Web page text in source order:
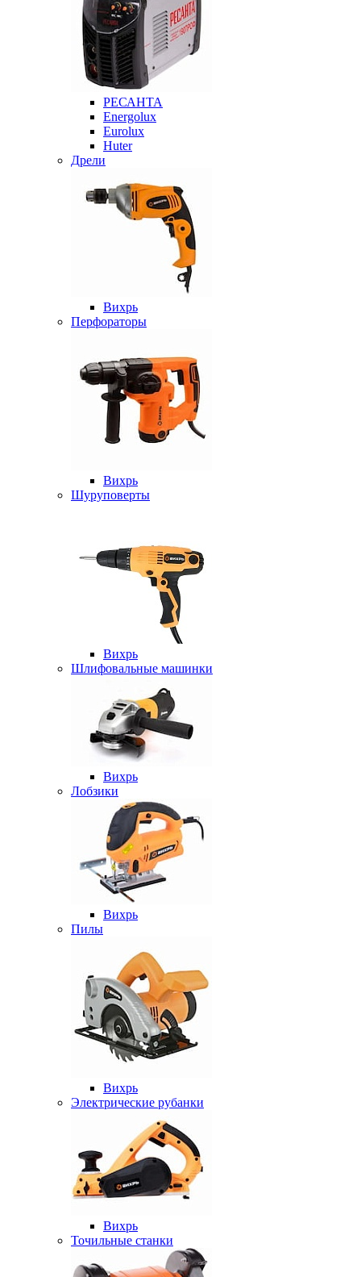
РЕСАНТА
Energolux
Eurolux
Huter
Дрели
Вихрь
Перфораторы
Вихрь
Шуруповерты
Вихрь
Шлифовальные машинки
Вихрь
Лобзики
Вихрь
Пилы
Вихрь
Электрические рубанки
Вихрь
Точильные станки